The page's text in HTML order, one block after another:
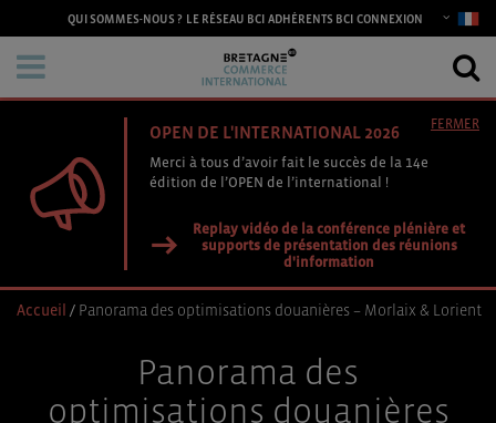
QUI SOMMES-NOUS ? LE RÉSEAU BCI ADHÉRENTS BCI CONNEXION
OPEN DE L'INTERNATIONAL 2026
Merci à tous d’avoir fait le succès de la 14e
édition de l’OPEN de l’international !
Replay vidéo de la conférence plénière et
supports de présentation des réunions
d'information
FERMER
Accueil / Panorama des optimisations douanières – Morlaix & Lorient
Panorama des
optimisations douanières